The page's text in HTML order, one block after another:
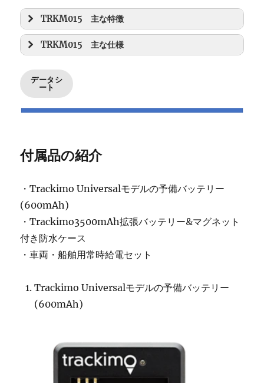
TRKM015 主な特徴
TRKM015 主な仕様
データシ
ート
付属品の紹介
・Trackimo Universalモデルの予備バッテリー
(600mAh)
・Trackimo3500mAh拡張バッテリー&マグネット
付き防水ケース
・車両・船舶用常時給電セット
Trackimo Universalモデルの予備バッテリー
(600mAh)